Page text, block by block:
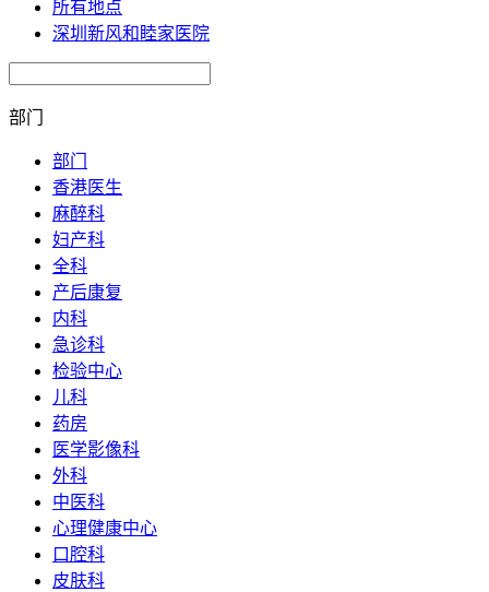
所有地点
深圳新风和睦家医院
部门
部门
香港医生
麻醉科
妇产科
全科
产后康复
内科
急诊科
检验中心
儿科
药房
医学影像科
外科
中医科
心理健康中心
口腔科
皮肤科